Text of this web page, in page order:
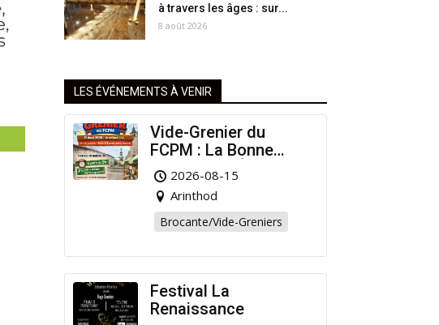
à travers les âges : sur...
8 août 2026
LES ÉVÉNEMENTS À VENIR
Vide-Grenier du
FCPM : La Bonne
Affaire de l’Été à
Arinthod !
2026-08-15
Arinthod
Brocante/Vide-Greniers
Festival La
Renaissance